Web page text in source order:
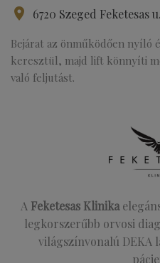
6720 Szeged Feketesas
Bejárat az önműködően nyíló
keresztül, majd lift könnyíti
való feljutást.
A Feketesas Klinika
legkorszerűbb orvosi
világszínvonalú DEKA